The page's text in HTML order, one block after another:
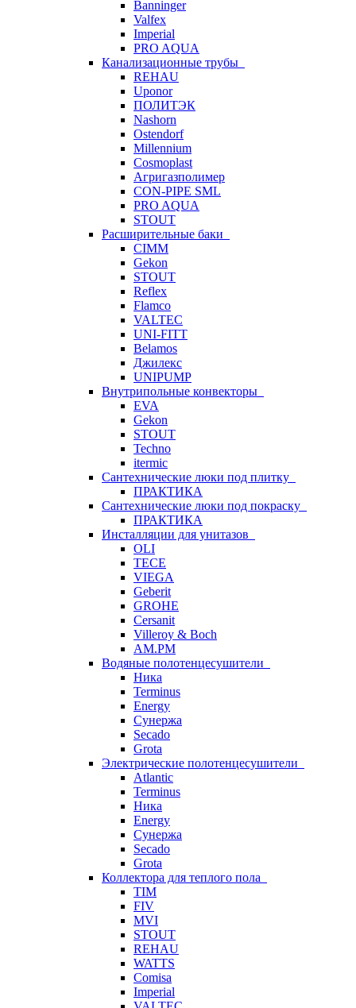
Banninger
Valfex
Imperial
PRO AQUA
Канализационные трубы
REHAU
Uponor
ПОЛИТЭК
Nashorn
Ostendorf
Millennium
Cosmoplast
Агригазполимер
CON-PIPE SML
PRO AQUA
STOUT
Расширительные баки
CIMM
Gekon
STOUT
Reflex
Flamco
VALTEC
UNI-FITT
Belamos
Джилекс
UNIPUMP
Внутрипольные конвекторы
EVA
Gekon
STOUT
Techno
itermic
Сантехнические люки под плитку
ПРАКТИКА
Сантехнические люки под покраску
ПРАКТИКА
Инсталляции для унитазов
OLI
TECE
VIEGA
Geberit
GROHE
Cersanit
Villeroy & Boch
AM.PM
Водяные полотенцесушители
Ника
Terminus
Energy
Сунержа
Secado
Grota
Электрические полотенцесушители
Atlantic
Terminus
Ника
Energy
Сунержа
Secado
Grota
Коллектора для теплого пола
TIM
FIV
MVI
STOUT
REHAU
WATTS
Comisa
Imperial